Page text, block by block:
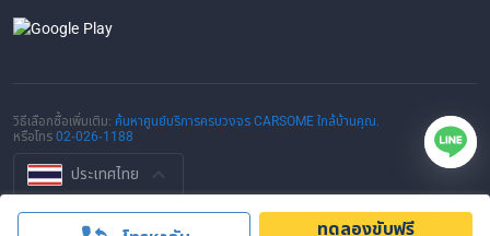
ทดลองขับฟรี
วิธีเลือกซื้อเพิ่มเติม: ค้นหาศูนย์บริการครบวงจร CARSOME ใกล้บ้านคุณ.
หรือโทร02-026-1188
ประเทศไทย
© 2016-2025 CARSOME (THAILAND) CO., LTD.(105559096112) สงวน